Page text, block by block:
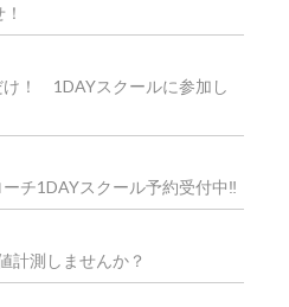
！ 1DAYスクールに参加し
チ1DAYスクール予約受付中‼️
計測しませんか？